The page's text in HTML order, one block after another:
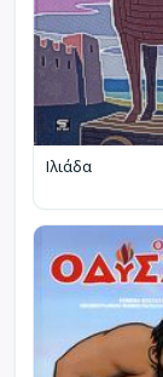
Ιλιάδα